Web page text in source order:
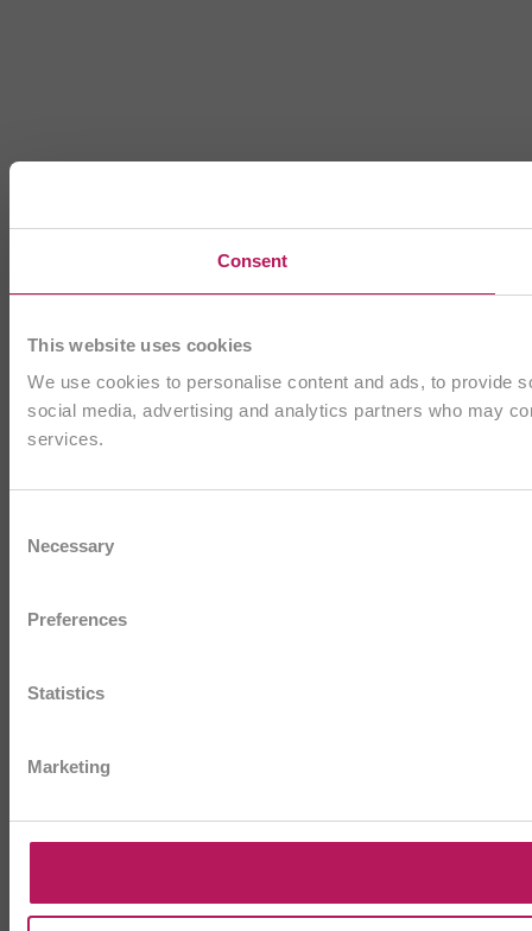
Consent
This website uses cookies
We use cookies to personalise content and ads, to provide
social media, advertising and analytics partners who may
services.
Selection
Necessary
Preferences
Statistics
Marketing